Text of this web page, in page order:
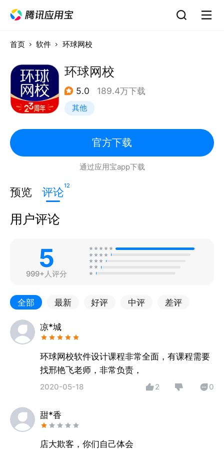
首页 软件 环球网校
环球网校
5.0 189.4万下载
其他
官方下载
通过应用宝app下载
预览 评论12
用户评论
5
999+人评分
全部 最新 好评 中评 差评
凉*城
环球网校软件设计课程非常全面，有课程需要
找邢艳飞老师，非常负责，
2020-05-18 2 0
甜*香
店大欺客，你们自己体会